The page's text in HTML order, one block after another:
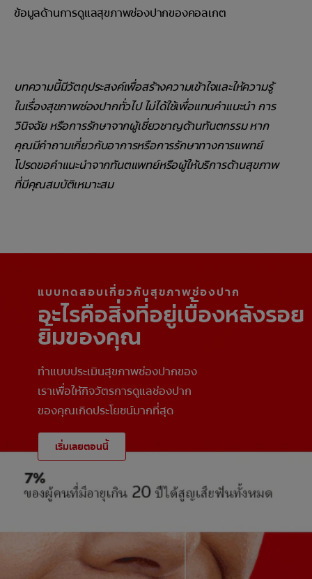
ข้อมูลด้านการดูแลสุขภาพช่องปากของคอลเกต
บทความนี้มีวัตถุประสงค์เพื่อสร้างความเข้าใจและให้ความรู้
ในเรื่องสุขภาพช่องปากทั่วไป ไม่ได้ใช้เพื่อแทนคำแนะนำ การ
วินิจฉัย หรือการรักษาจากผู้เชี่ยวชาญด้านทันตกรรม หาก
คุณมีคำถามเกี่ยวกับอาการหรือการรักษาทางการแพทย์
โปรดขอคำแนะนำจากทันตแพทย์หรือผู้ให้บริการด้านสุขภาพ
ที่มีคุณสมบัติเหมาะสม
แบบทดสอบเกี่ยวกับสุขภาพช่องปาก
อะไรคือสิ่งที่อยู่เบื้องหลังรอย
ยิ้มของคุณ
ทำแบบประเมินสุขภาพช่องปากของ
เราเพื่อให้กิจวัตรการดูแลช่องปาก
ของคุณเกิดประโยชน์มากที่สุด
เริ่มเลยตอนนี้